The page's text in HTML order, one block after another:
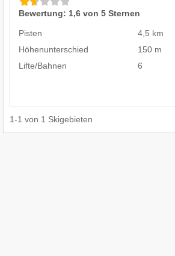
Bewertung: 1,6 von 5 Sternen
Pisten
4,5 km
Höhenunterschied
150 m
Lifte/Bahnen
6
1-1 von 1 Skigebieten